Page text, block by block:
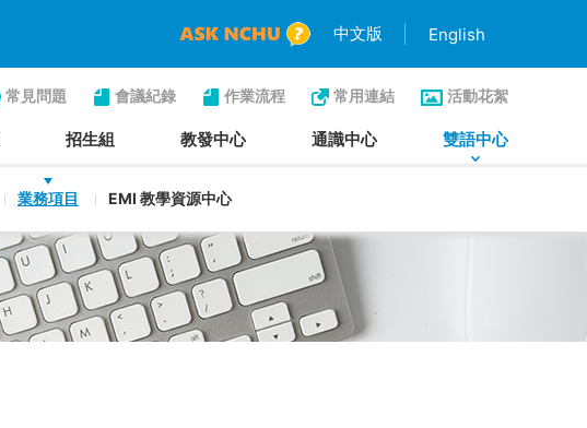
中文版 English
常見問題 會議紀錄 作業流程 常用連結 活動花絮
招生組 教發中心 通識中心 雙語中心
業務項目 EMI 教學資源中心